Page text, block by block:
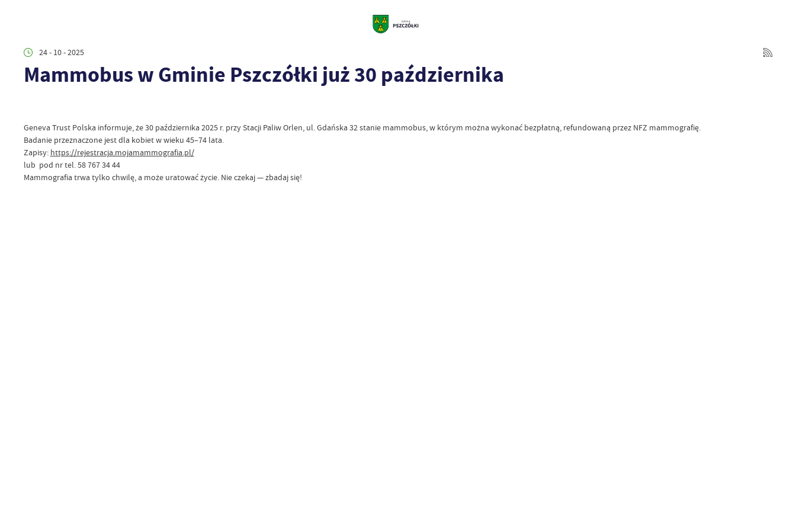
24 - 10 - 2025
Mammobus w Gminie Pszczółki już 30 października
Geneva Trust Polska informuje, że 30 października 2025 r. przy Stacji Paliw Orlen, ul. Gdańska 32 stanie mammobus, w którym można wykonać bezpłatną, refundowaną przez NFZ mammografię.
Badanie przeznaczone jest dla kobiet w wieku 45–74 lata.
Zapisy: https://rejestracja.mojamammografia.pl/
lub pod nr tel. 58 767 34 44
Mammografia trwa tylko chwilę, a może uratować życie. Nie czekaj — zbadaj się!